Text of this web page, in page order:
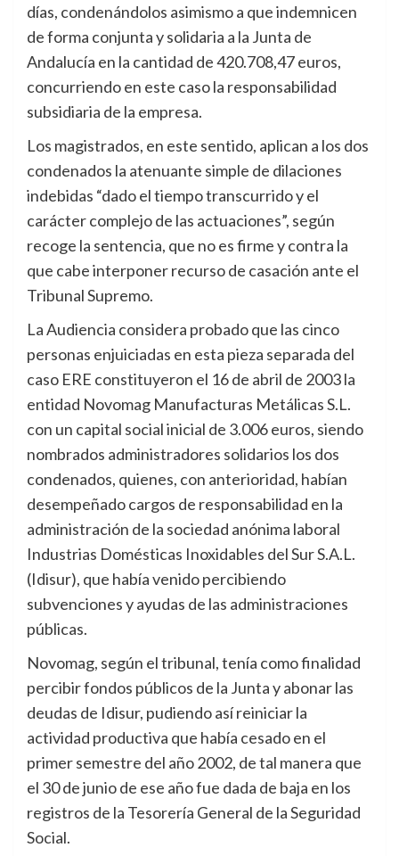
días, condenándolos asimismo a que indemnicen
de forma conjunta y solidaria a la Junta de
Andalucía en la cantidad de 420.708,47 euros,
concurriendo en este caso la responsabilidad
subsidiaria de la empresa.
Los magistrados, en este sentido, aplican a los dos
condenados la atenuante simple de dilaciones
indebidas “dado el tiempo transcurrido y el
carácter complejo de las actuaciones”, según
recoge la sentencia, que no es firme y contra la
que cabe interponer recurso de casación ante el
Tribunal Supremo.
La Audiencia considera probado que las cinco
personas enjuiciadas en esta pieza separada del
caso ERE constituyeron el 16 de abril de 2003 la
entidad Novomag Manufacturas Metálicas S.L.
con un capital social inicial de 3.006 euros, siendo
nombrados administradores solidarios los dos
condenados, quienes, con anterioridad, habían
desempeñado cargos de responsabilidad en la
administración de la sociedad anónima laboral
Industrias Domésticas Inoxidables del Sur S.A.L.
(Idisur), que había venido percibiendo
subvenciones y ayudas de las administraciones
públicas.
Novomag, según el tribunal, tenía como finalidad
percibir fondos públicos de la Junta y abonar las
deudas de Idisur, pudiendo así reiniciar la
actividad productiva que había cesado en el
primer semestre del año 2002, de tal manera que
el 30 de junio de ese año fue dada de baja en los
registros de la Tesorería General de la Seguridad
Social.